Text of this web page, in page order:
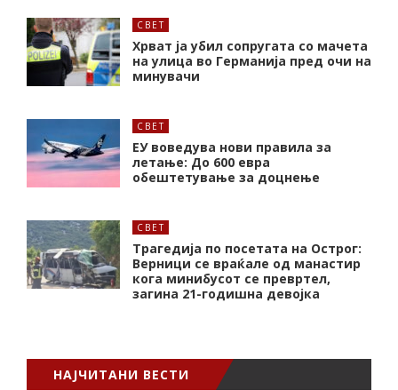
СВЕТ
Хрват ја убил сопругата со мачета
на улица во Германија пред очи на
минувачи
СВЕТ
ЕУ воведува нови правила за
летање: До 600 евра
обештетување за доцнење
СВЕТ
Трагедија по посетата на Острог:
Верници се враќале од манастир
кога минибусот се превртел,
загина 21-годишна девојка
НАЈЧИТАНИ ВЕСТИ